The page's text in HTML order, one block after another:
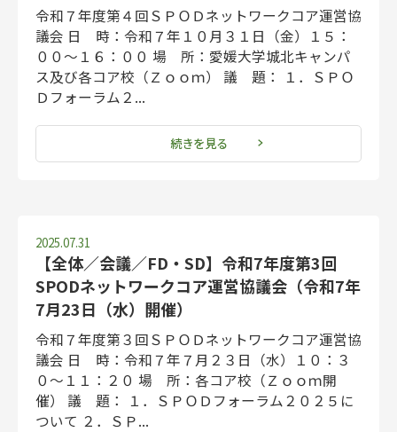
令和７年度第４回ＳＰＯＤネットワークコア運営協
議会 日 時：令和７年１０月３１日（金）１５：
００～１６：００ 場 所：愛媛大学城北キャンパ
ス及び各コア校（Ｚｏｏｍ） 議 題： １．ＳＰＯ
Ｄフォーラム２...
続きを見る
2025.07.31
【全体／会議／FD・SD】令和7年度第3回
SPODネットワークコア運営協議会（令和7年
7月23日（水）開催）
令和７年度第３回ＳＰＯＤネットワークコア運営協
議会 日 時：令和７年７月２３日（水）１０：３
０～１１：２０ 場 所：各コア校（Ｚｏｏｍ開
催） 議 題： １．ＳＰＯＤフォーラム２０２５に
ついて ２．ＳＰ...